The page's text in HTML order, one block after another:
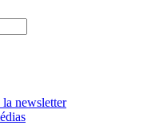
la newsletter